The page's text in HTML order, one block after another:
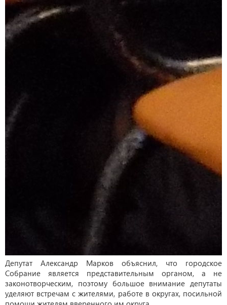
Депутат Александр Марков объяснил, что городское
Собрание является представительным органом, а не
законотворческим, поэтому большое внимание депутаты
уделяют встречам с жителями, работе в округах, посильной